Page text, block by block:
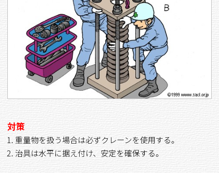
対策
重量物を扱う場合は必ずクレーンを使用する。
治具は水平に据え付け、安定を確保する。